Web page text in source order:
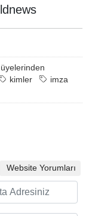
üyelerinden
kimler
imza
Website Yorumları